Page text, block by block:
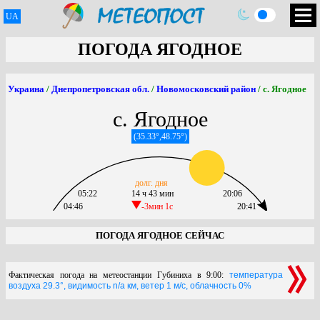
UA
ПОГОДА ЯГОДНОЕ
Украина / Днепропетровская обл. / Новомосковский район / с. Ягодное
с. Ягодное
(35.33°,48.75°)
04:46
05:22
14 ч 43 мин
-3мин 1c
долг. дня
20:41
20:06
ПОГОДА ЯГОДНОЕ СЕЙЧАС
Фактическая погода на метеостанции Губиниха в 9:00: температура
воздуха 29.3°, видимость n/a км, ветер 1 м/с, облачность 0%